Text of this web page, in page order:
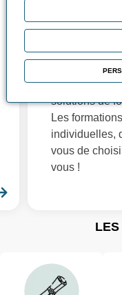
Nos
Fidèles à nos
besoins,
solutions de
Les
individuelles,
vous de
vous !
LES